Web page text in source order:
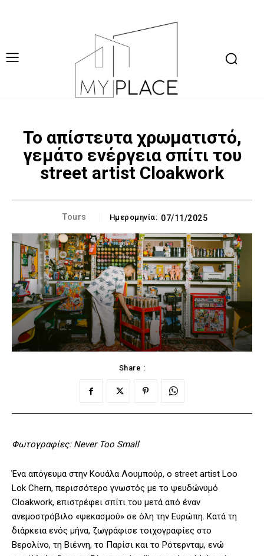
Το απίστευτα χρωματιστό,
γεμάτο ενέργεια σπίτι του
street artist Cloakwork
Tours Ημερομηνία: 07/11/2025
Share :
Φωτογραφίες: Never Too Small
Ένα απόγευμα στην Κουάλα Λουμπούρ, ο street artist Loo
Lok Chern, περισσότερο γνωστός με το ψευδώνυμό
Cloakwork, επιστρέφει σπίτι του μετά από έναν
ανεμοστρόβιλο «ψεκασμού» σε όλη την Ευρώπη. Κατά τη
διάρκεια ενός μήνα, ζωγράφισε τοιχογραφίες στο
Βερολίνο, τη Βιέννη, το Παρίσι και το Ρότερνταμ, ενώ